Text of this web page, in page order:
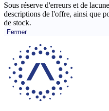
Sous réserve d'erreurs et de
descriptions de l'offre, ainsi que
de stock.
Fermer